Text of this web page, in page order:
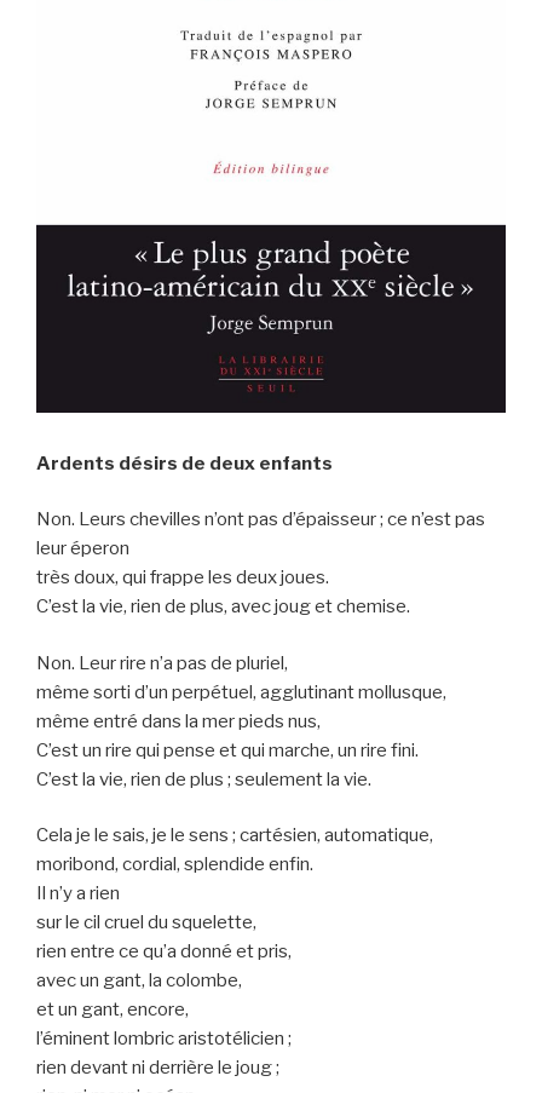
Ardents désirs de deux enfants
Non. Leurs chevilles n’ont pas d’épaisseur ; ce n’est pas
leur éperon
très doux, qui frappe les deux joues.
C’est la vie, rien de plus, avec joug et chemise.
Non. Leur rire n’a pas de pluriel,
même sorti d’un perpétuel, agglutinant mollusque,
même entré dans la mer pieds nus,
C’est un rire qui pense et qui marche, un rire fini.
C’est la vie, rien de plus ; seulement la vie.
Cela je le sais, je le sens ; cartésien, automatique,
moribond, cordial, splendide enfin.
Il n’y a rien
sur le cil cruel du squelette,
rien entre ce qu’a donné et pris,
avec un gant, la colombe,
et un gant, encore,
l’éminent lombric aristotélicien ;
rien devant ni derrière le joug ;